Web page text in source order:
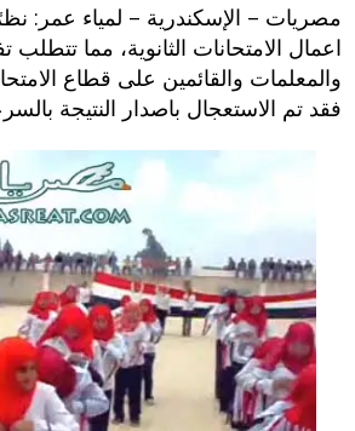
مصريات – الإسكندرية – لمياء عمر:
اعمال الامتحانات الثانوية، مما تتطلب
والمعلمات والقائمين على قطاع
فقد تم الاستعجال باصدار النتيجة